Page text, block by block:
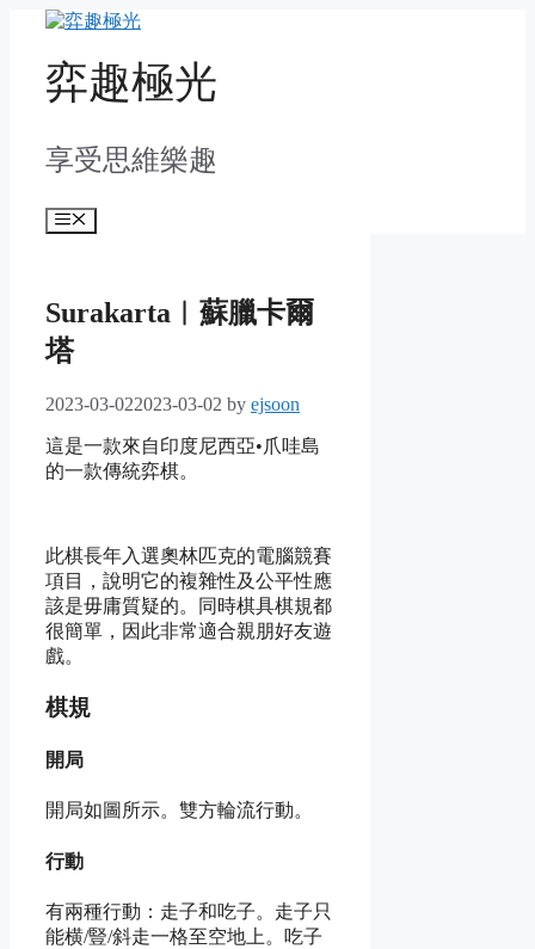
content弈趣極光
享受思維樂趣
Menu
Surakarta︱蘇臘卡爾
塔
2023-03-022023-03-02 by ejsoon
這是一款來自印度尼西亞•爪哇島
的一款傳統弈棋。
此棋長年入選奧林匹克的電腦競賽
項目，說明它的複雜性及公平性應
該是毋庸質疑的。同時棋具棋規都
很簡單，因此非常適合親朋好友遊
戲。
棋規
開局
開局如圖所示。雙方輪流行動。
行動
有兩種行動：走子和吃子。走子只
能横/豎/斜走一格至空地上。吃子